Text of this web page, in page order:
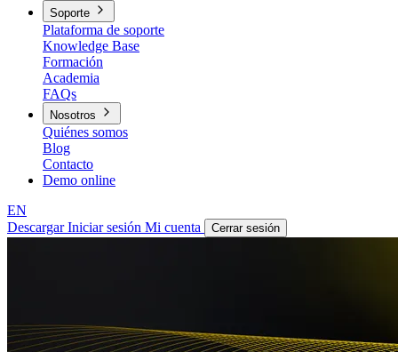
Soporte
Plataforma de soporte
Knowledge Base
Formación
Academia
FAQs
Nosotros
Quiénes somos
Blog
Contacto
Demo online
EN
DescargarIniciar sesión Mi cuenta Cerrar sesión